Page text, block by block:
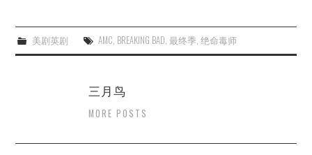
美剧英剧 AMC, BREAKING BAD, 最终季, 绝命毒师
三月鸟
MORE POSTS